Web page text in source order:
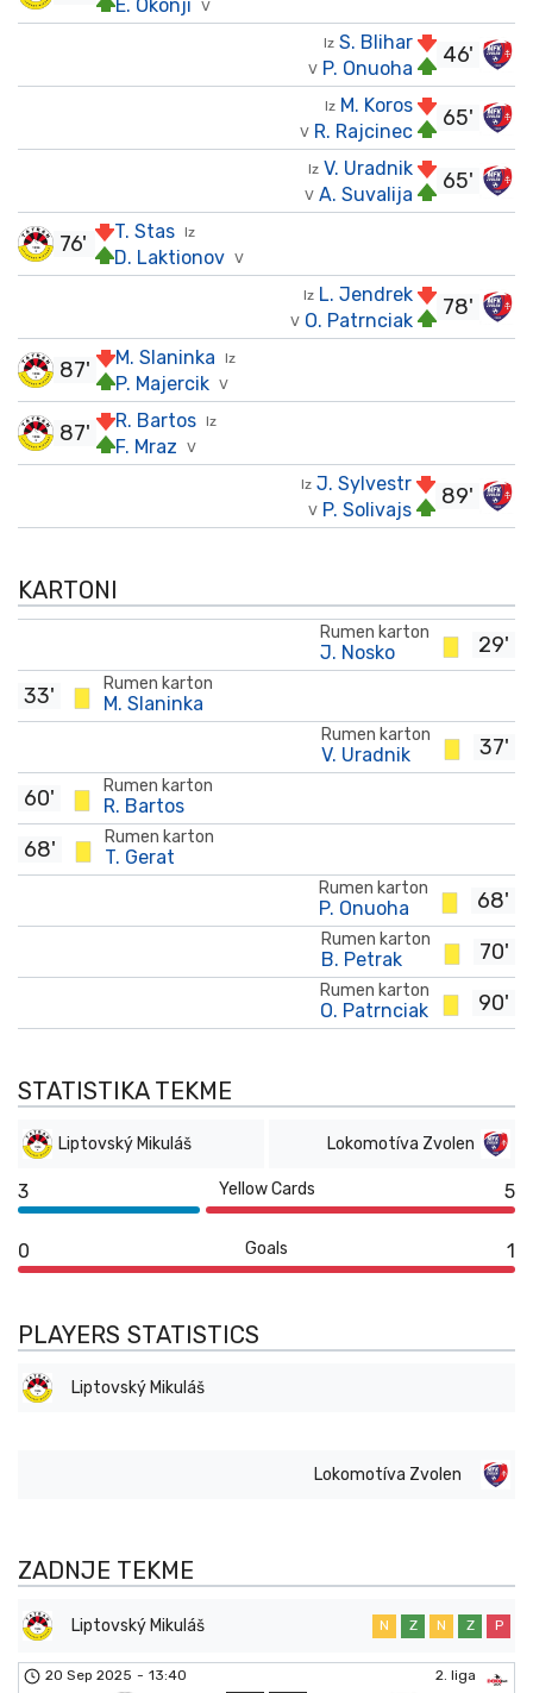
V
E. Okonji
46'
Iz S. Blihar
V P. Onuoha
65'
Iz M. Koros
V R. Rajcinec
65'
Iz V. Uradnik
V A. Suvalija
Iz
T. Stas
V
D. Laktionov
76'
78'
Iz L. Jendrek
V O. Patrnciak
Iz
M. Slaninka
V
P. Majercik
87'
Iz
R. Bartos
V
F. Mraz
87'
89'
Iz J. Sylvestr
V P. Solivajs
KARTONI
29'
Rumen karton
J. Nosko
Rumen karton
M. Slaninka
33'
37'
Rumen karton
V. Uradnik
Rumen karton
R. Bartos
60'
Rumen karton
T. Gerat
68'
68'
Rumen karton
P. Onuoha
70'
Rumen karton
B. Petrak
90'
Rumen karton
O. Patrnciak
STATISTIKA TEKME
Liptovský Mikuláš Lokomotíva Zvolen
3 Yellow Cards 5
0 Goals 1
PLAYERS STATISTICS
Liptovský Mikuláš
Lokomotíva Zvolen
ZADNJE TEKME
Liptovský Mikuláš N Z N Z P
2. liga
20 Sep 2025 - 13:40